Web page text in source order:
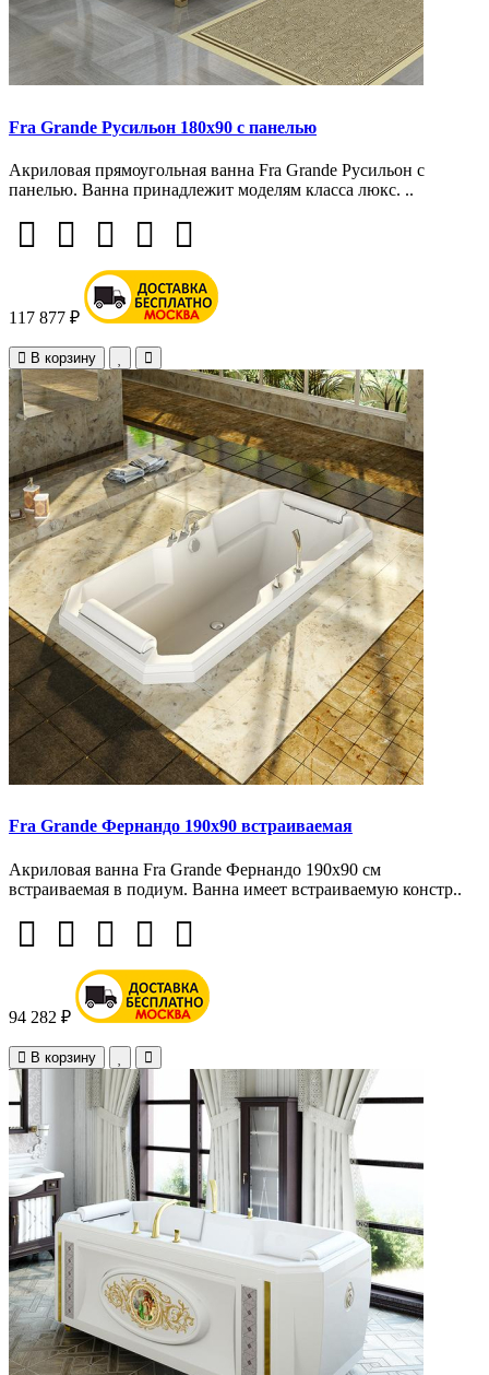
Fra Grande Русильон 180х90 с панелью
Акриловая прямоугольная ванна Fra Grande Русильон с
панелью. Ванна принадлежит моделям класса люкс. ..
117 877 ₽
В корзину
Fra Grande Фернандо 190х90 встраиваемая
Акриловая ванна Fra Grande Фернандо 190х90 см
встраиваемая в подиум. Ванна имеет встраиваемую констр..
94 282 ₽
В корзину